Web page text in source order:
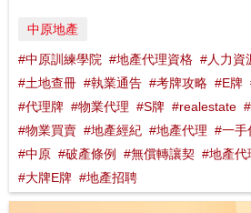
中原地產
#中原訓練學院 #地產代理資格 #人力資
#土地查冊 #執業通告 #考牌攻略 #E牌
#代理牌 #物業代理 #S牌 #realestate
#物業買賣 #地產經紀 #地產代理 #一手
#中原 #破產條例 #無償轉讓契 #地產代
#大牌E牌 #地產招聘